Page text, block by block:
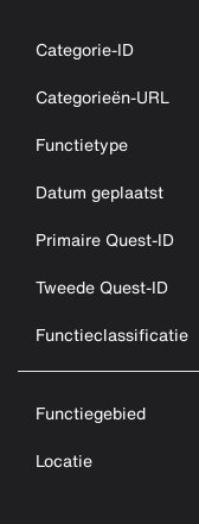
Categorie-ID
Categorieën-URL
Functietype
Datum geplaatst
Primaire Quest-ID
Tweede Quest-ID
Functieclassificatie
Functiegebied
Locatie